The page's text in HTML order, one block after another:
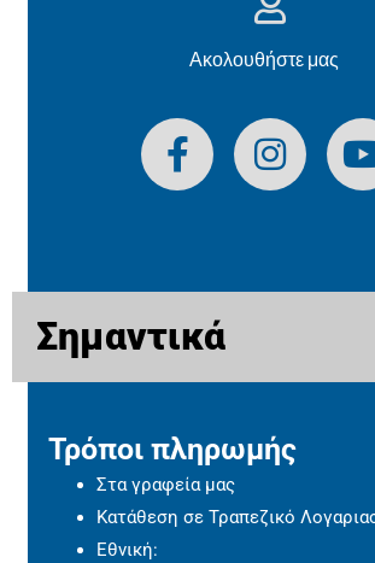
Ακολουθήστε μας
Σημαντικά
Τρόποι πληρωμής
Στα γραφεία μας
Κατάθεση σε Τραπεζικό
Εθνική: